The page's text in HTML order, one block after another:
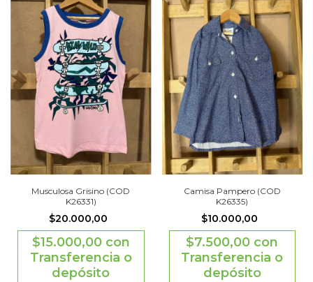
Musculosa Grisino (COD
K26331)
$20.000,00
$15.000,00 con
Transferencia o
depósito
Camisa Pampero (COD
K26335)
$10.000,00
$7.500,00 con
Transferencia o
depósito